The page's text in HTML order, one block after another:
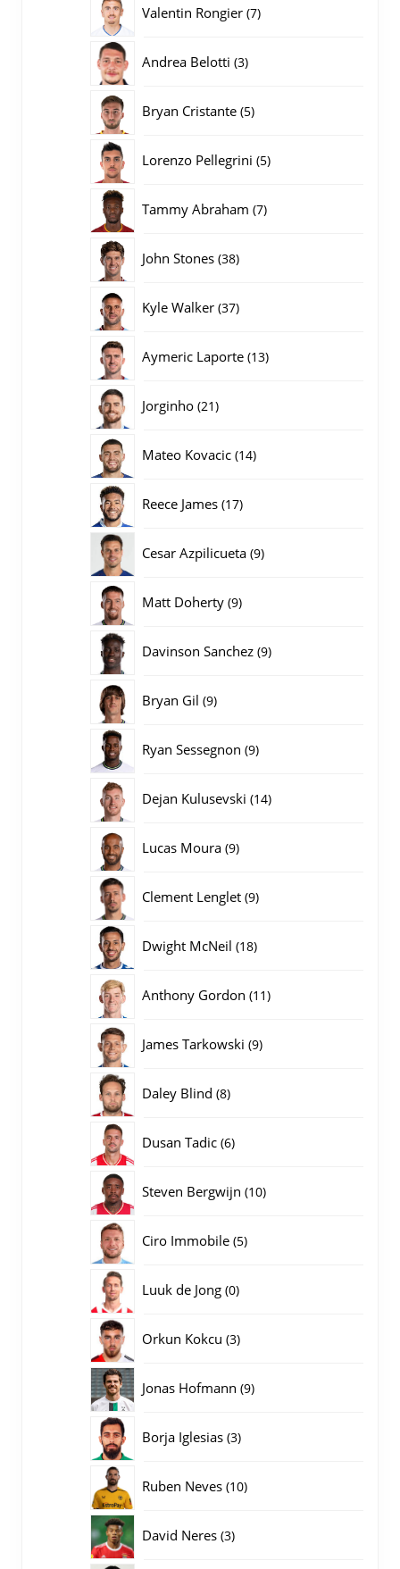
Valentin Rongier 77
Andrea Belotti 33
Bryan Cristante 55
Lorenzo Pellegrini 55
Tammy Abraham 77
John Stones 3838
Kyle Walker 3737
Aymeric Laporte 1313
Jorginho 2121
Mateo Kovacic 1414
Reece James 1717
Cesar Azpilicueta 99
Matt Doherty 99
Davinson Sanchez 99
Bryan Gil 99
Ryan Sessegnon 99
Dejan Kulusevski 1414
Lucas Moura 99
Clement Lenglet 99
Dwight McNeil 1818
Anthony Gordon 1111
James Tarkowski 99
Daley Blind 88
Dusan Tadic 66
Steven Bergwijn 1010
Ciro Immobile 55
Luuk de Jong 00
Orkun Kokcu 33
Jonas Hofmann 99
Borja Iglesias 33
Ruben Neves 1010
David Neres 33